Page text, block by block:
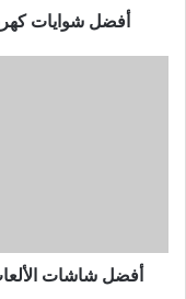
أفضل شوايات
أفضل شاشات